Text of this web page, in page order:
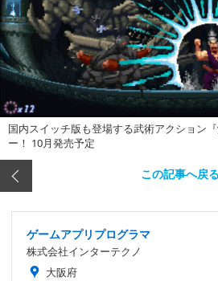
国内スイッチ版も登場する武術アクション
ー！ 10月発売予定
この記事へ戻る
ゲームアプリプログラマ
株式会社インターテクノ
大阪府